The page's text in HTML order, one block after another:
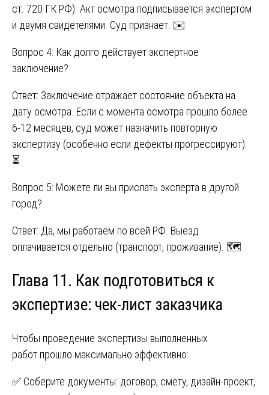
ст. 720 ГК РФ). Акт осмотра подписывается экспертом
и двумя свидетелями. Суд признает. ✉️
Вопрос 4: Как долго действует экспертное
заключение?
Ответ: Заключение отражает состояние объекта на
дату осмотра. Если с момента осмотра прошло более
6-12 месяцев, суд может назначить повторную
экспертизу (особенно если дефекты прогрессируют).
⏳
Вопрос 5: Можете ли вы прислать эксперта в другой
город?
Ответ: Да, мы работаем по всей РФ. Выезд
оплачивается отдельно (транспорт, проживание). 🗺️
Глава 11. Как подготовиться к
экспертизе: чек-лист заказчика
Чтобы проведение экспертизы выполненных
работ прошло максимально эффективно:
✅ Соберите документы: договор, смету, дизайн-проект,